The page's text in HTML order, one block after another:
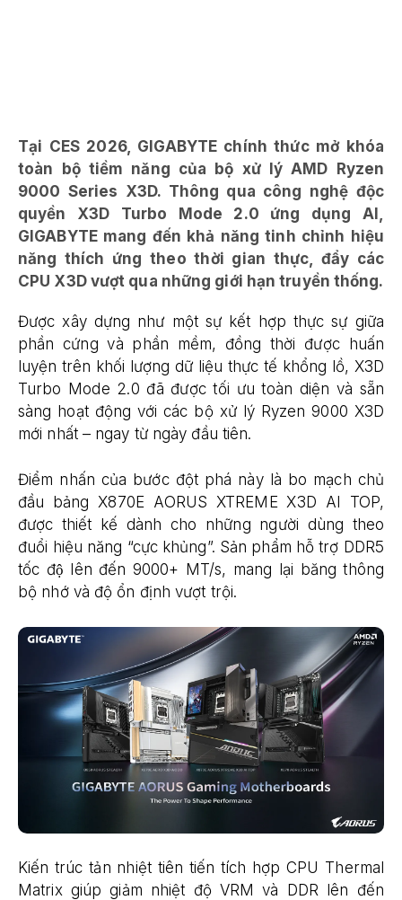
Tại CES 2026, GIGABYTE chính thức mở khóa
toàn bộ tiềm năng của bộ xử lý AMD Ryzen
9000 Series X3D. Thông qua công nghệ độc
quyền X3D Turbo Mode 2.0 ứng dụng AI,
GIGABYTE mang đến khả năng tinh chỉnh hiệu
năng thích ứng theo thời gian thực, đẩy các
CPU X3D vượt qua những giới hạn truyền thống.
Được xây dựng như một sự kết hợp thực sự giữa
phần cứng và phần mềm, đồng thời được huấn
luyện trên khối lượng dữ liệu thực tế khổng lồ, X3D
Turbo Mode 2.0 đã được tối ưu toàn diện và sẵn
sàng hoạt động với các bộ xử lý Ryzen 9000 X3D
mới nhất – ngay từ ngày đầu tiên.
Điểm nhấn của bước đột phá này là bo mạch chủ
đầu bảng X870E AORUS XTREME X3D AI TOP,
được thiết kế dành cho những người dùng theo
đuổi hiệu năng “cực khủng”. Sản phẩm hỗ trợ DDR5
tốc độ lên đến 9000+ MT/s, mang lại băng thông
bộ nhớ và độ ổn định vượt trội.
Kiến trúc tản nhiệt tiên tiến tích hợp CPU Thermal
Matrix giúp giảm nhiệt độ VRM và DDR lên đến